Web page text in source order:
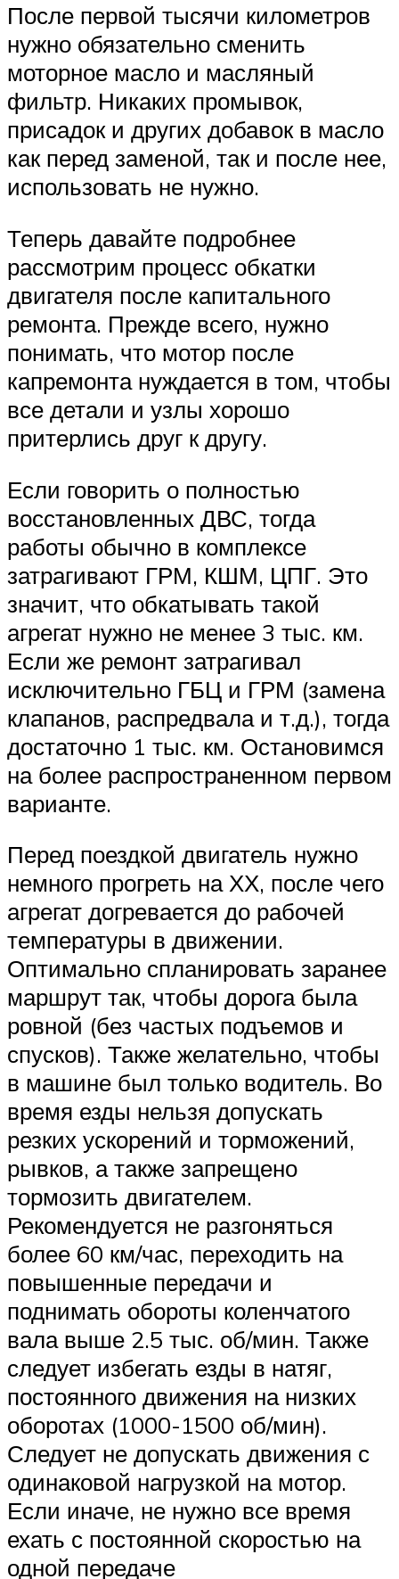
После первой тысячи километров
нужно обязательно сменить
моторное масло и масляный
фильтр. Никаких промывок,
присадок и других добавок в масло
как перед заменой, так и после нее,
использовать не нужно.
Теперь давайте подробнее
рассмотрим процесс обкатки
двигателя после капитального
ремонта. Прежде всего, нужно
понимать, что мотор после
капремонта нуждается в том, чтобы
все детали и узлы хорошо
притерлись друг к другу.
Если говорить о полностью
восстановленных ДВС, тогда
работы обычно в комплексе
затрагивают ГРМ, КШМ, ЦПГ. Это
значит, что обкатывать такой
агрегат нужно не менее 3 тыс. км.
Если же ремонт затрагивал
исключительно ГБЦ и ГРМ (замена
клапанов, распредвала и т.д.), тогда
достаточно 1 тыс. км. Остановимся
на более распространенном первом
варианте.
Перед поездкой двигатель нужно
немного прогреть на ХХ, после чего
агрегат догревается до рабочей
температуры в движении.
Оптимально спланировать заранее
маршрут так, чтобы дорога была
ровной (без частых подъемов и
спусков). Также желательно, чтобы
в машине был только водитель. Во
время езды нельзя допускать
резких ускорений и торможений,
рывков, а также запрещено
тормозить двигателем.
Рекомендуется не разгоняться
более 60 км/час, переходить на
повышенные передачи и
поднимать обороты коленчатого
вала выше 2.5 тыс. об/мин. Также
следует избегать езды в натяг,
постоянного движения на низких
оборотах (1000-1500 об/мин).
Следует не допускать движения с
одинаковой нагрузкой на мотор.
Если иначе, не нужно все время
ехать с постоянной скоростью на
одной передаче